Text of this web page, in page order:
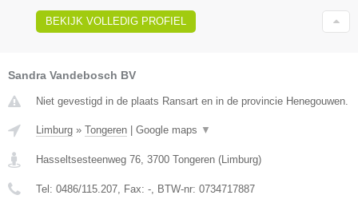
BEKIJK VOLLEDIG PROFIEL
Sandra Vandebosch BV
Niet gevestigd in de plaats Ransart en in de provincie Henegouwen.
Limburg » Tongeren Google maps ▼
Hasseltsesteenweg 76 3700 Tongeren ( Limburg)
Tel: 0486/115.207 , Fax: - , BTW-nr: 0734717887